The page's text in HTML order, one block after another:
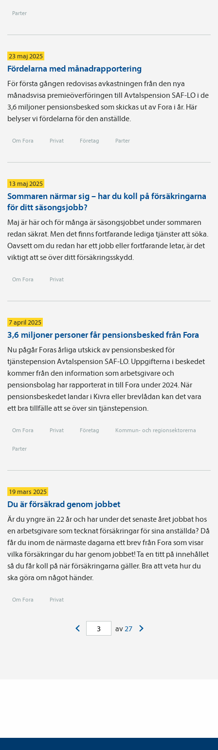
Parter
23 maj 2025
Fördelarna med månadrapportering
För första gången redovisas avkastningen från den nya
månadsvisa premieöverföringen till Avtalspension SAF-LO i de
3,6 miljoner pensionsbesked som skickas ut av Fora i år. Här
belyser vi fördelarna för den anställde.
Om Fora Privat Företag Parter
13 maj 2025
Sommaren närmar sig – har du koll på försäkringarna
för ditt säsongsjobb?
Maj är här och för många är säsongsjobbet under sommaren
redan säkrat. Men det finns fortfarande lediga tjänster att söka.
Oavsett om du redan har ett jobb eller fortfarande letar, är det
viktigt att se över ditt försäkringsskydd.
Om Fora Privat
7 april 2025
3,6 miljoner personer får pensionsbesked från Fora
Nu pågår Foras årliga utskick av pensionsbesked för
tjänstepension Avtalspension SAF-LO. Uppgifterna i beskedet
kommer från den information som arbetsgivare och
pensionsbolag har rapporterat in till Fora under 2024. När
pensionsbeskedet landar i Kivra eller brevlådan kan det vara
ett bra tillfälle att se över sin tjänstepension.
Om Fora Privat Företag Kommun- och regionsektorerna
Parter
19 mars 2025
Du är försäkrad genom jobbet
Är du yngre än 22 år och har under det senaste året jobbat hos
en arbetsgivare som tecknat försäkringar för sina anställda? Då
får du inom de närmaste dagarna ett brev från Fora som visar
vilka försäkringar du har genom jobbet! Ta en titt på innehållet
så du får koll på när försäkringarna gäller. Bra att veta hur du
ska göra om något händer.
Om Fora Privat
av27